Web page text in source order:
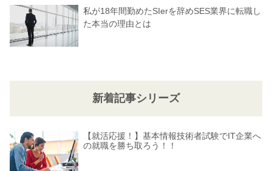
私が18年間勤めたSIerを辞めSES業界に転職し
た本当の理由とは
新着記事シリーズ
【就活応援！】基本情報技術者試験でIT企業へ
の就職を勝ち取ろう！！